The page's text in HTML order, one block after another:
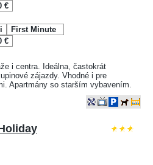
€
First Minute
€
i centra. Ideálna, častokrát
zájazdy. Vhodné i pre
Apartmány so starším vybavením.